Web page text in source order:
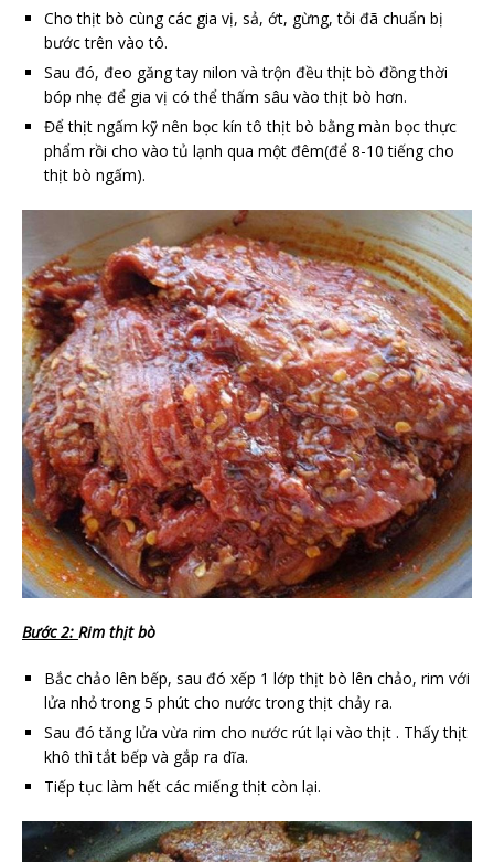
Cho thịt bò cùng các gia vị, sả, ớt, gừng, tỏi đã chuẩn bị
bước trên vào tô.
Sau đó, đeo găng tay nilon và trộn đều thịt bò đồng thời
bóp nhẹ để gia vị có thể thấm sâu vào thịt bò hơn.
Để thịt ngấm kỹ nên bọc kín tô thịt bò bằng màn bọc thực
phẩm rồi cho vào tủ lạnh qua một đêm(để 8-10 tiếng cho
thịt bò ngấm).
Bước 2: Rim thịt bò
Bắc chảo lên bếp, sau đó xếp 1 lớp thịt bò lên chảo, rim với
lửa nhỏ trong 5 phút cho nước trong thịt chảy ra.
Sau đó tăng lửa vừa rim cho nước rút lại vào thịt . Thấy thịt
khô thì tắt bếp và gắp ra dĩa.
Tiếp tục làm hết các miếng thịt còn lại.